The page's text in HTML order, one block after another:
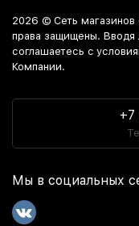
2026 © Сеть магазинов
права защищены. Вводя
соглашаетесь c
Компании.
Мы в социальных